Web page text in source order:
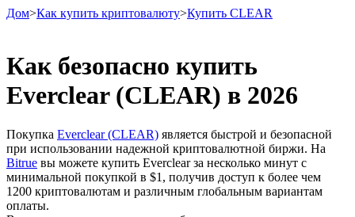
Фьючерсы
Дом>Как купить криптовалюту>Купить CLEAR
Как безопасно купить
Everclear (CLEAR) в 2026
Покупка Everclear (CLEAR) является быстрой и безопасной
при использовании надежной криптовалютной биржи. На
Bitrue вы можете купить Everclear за несколько минут с
минимальной покупкой в ​​$1, получив доступ к более чем
1200 криптовалютам и различным глобальным вариантам
оплаты.